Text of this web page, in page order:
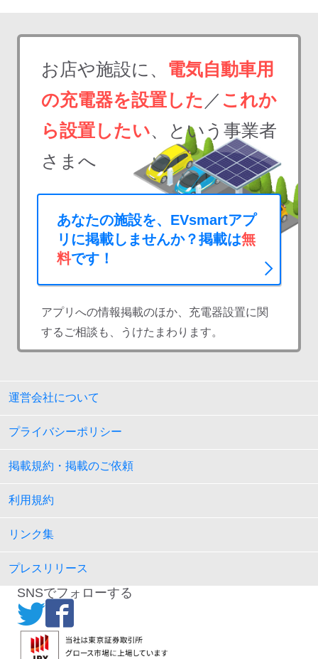
お店や施設に、 電気自動車用
の充電器を設置した ／ これか
ら設置したい、という事業者
さまへ
あなたの施設を、EVsmartアプ
リに掲載しませんか？掲載は無
料です！
アプリへの情報掲載のほか、充電器設置に関
するご相談も、うけたまわります。
運営会社について
プライバシーポリシー
掲載規約・掲載のご依頼
利用規約
リンク集
プレスリリース
SNSでフォローする